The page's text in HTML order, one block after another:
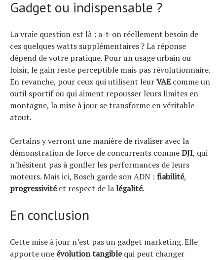
Gadget ou indispensable ?
La vraie question est là : a-t-on réellement besoin de
ces quelques watts supplémentaires ? La réponse
dépend de votre pratique. Pour un usage urbain ou
loisir, le gain reste perceptible mais pas révolutionnaire.
En revanche, pour ceux qui utilisent leurVAEcomme un
outil sportif ou qui aiment repousser leurs limites en
montagne, la mise à jour se transforme en véritable
atout.
Certains y verront une manière de rivaliser avec la
démonstration de force de concurrents commeDJI, qui
n’hésitent pas à gonfler les performances de leurs
moteurs. Mais ici, Bosch garde son ADN : fiabilité,
progressivitéet respect de lalégalité.
En conclusion
Cette mise à jour n’est pas un gadget marketing. Elle
apporte une évolution tangiblequi peut changer